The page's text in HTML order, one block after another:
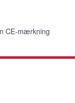
CE-mærkning